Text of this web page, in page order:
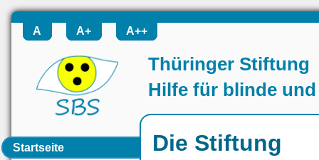
A A+ A++
Thüringer Stiftung
Hilfe für blinde
Die Stiftung
Startseite